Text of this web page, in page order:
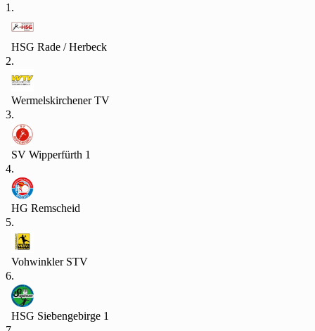
1.
HSG Rade / Herbeck
2.
Wermelskirchener TV
3.
SV Wipperfürth 1
4.
HG Remscheid
5.
Vohwinkler STV
6.
HSG Siebengebirge 1